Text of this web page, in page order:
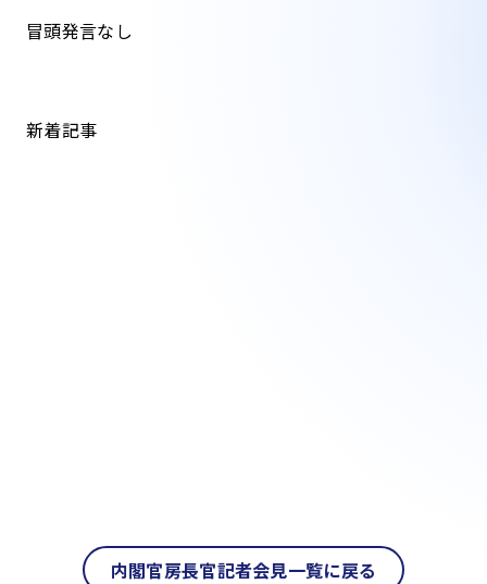
冒頭発言なし
新着記事
内閣官房長官記者会見一覧に戻る